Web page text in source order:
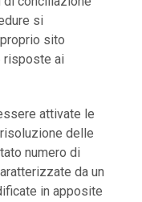
si
sito
risposte ai
attivate le
risoluzione delle
numero di
da un
in apposite